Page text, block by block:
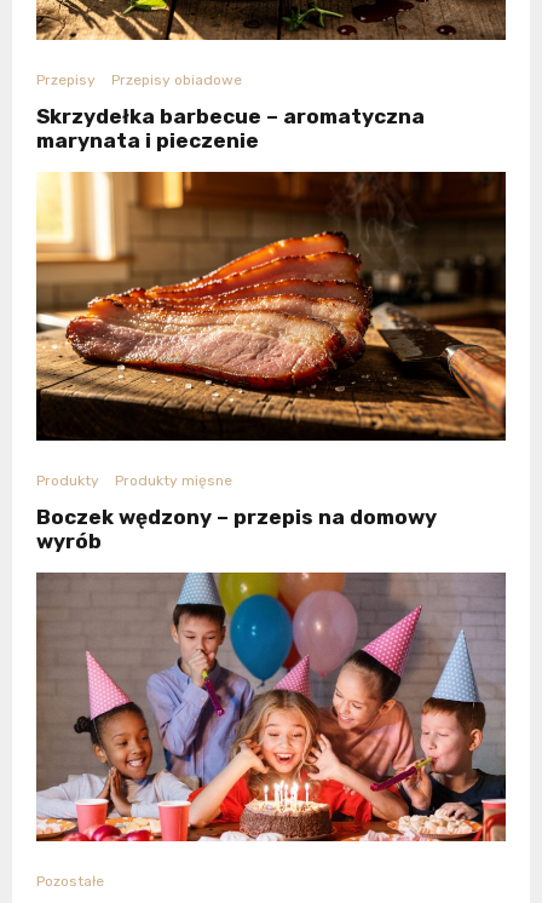
Przepisy Przepisy obiadowe
Skrzydełka barbecue – aromatyczna
marynata i pieczenie
Produkty Produkty mięsne
Boczek wędzony – przepis na domowy
wyrób
Pozostałe